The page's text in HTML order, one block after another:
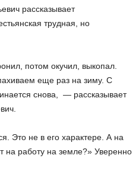
рассказывает
трудная, но
потом окучил, выкопал.
еще раз на зиму. С
снова, — рассказывает
Это не в его характере. А на
на работу на земле?» Уверенно